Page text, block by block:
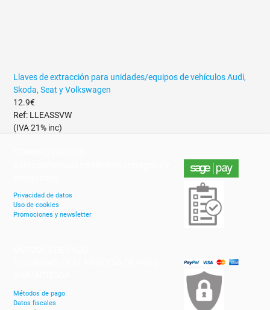
Llaves de extracción para unidades/equipos de vehículos Audi,
Skoda, Seat y Volkswagen
12.9€
Ref: LLEASSVW
(IVA 21% inc)
Privacidad de datos
Uso de cookies
Promociones y newsletter
Métodos de pago
Datos fiscales